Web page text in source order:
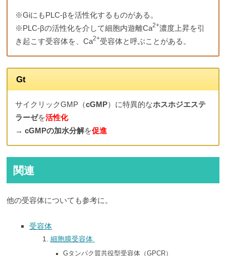
※GiにもPLC-βを活性化するものがある。
※PLC-βの活性化を介して細胞内遊離Ca2+濃度上昇を引
き起こす受容体を、Ca2+受容体と呼ぶことがある。
Gt
サイクリックGMP（cGMP）に特異的なホスホジエステ
ラーゼを活性化
→cGMPの加水分解を促進
関連
他の受容体についても参考に。
受容体
細胞膜受容体
Gタンパク質共役型受容体（GPCR）